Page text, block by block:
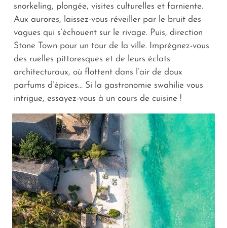
snorkeling, plongée, visites culturelles et farniente.
Aux aurores, laissez-vous réveiller par le bruit des
vagues qui s’échouent sur le rivage. Puis, direction
Stone Town pour un tour de la ville. Imprégnez-vous
des ruelles pittoresques et de leurs éclats
architecturaux, où flottent dans l’air de doux
parfums d’épices… Si la gastronomie swahilie vous
intrigue, essayez-vous à un cours de cuisine !